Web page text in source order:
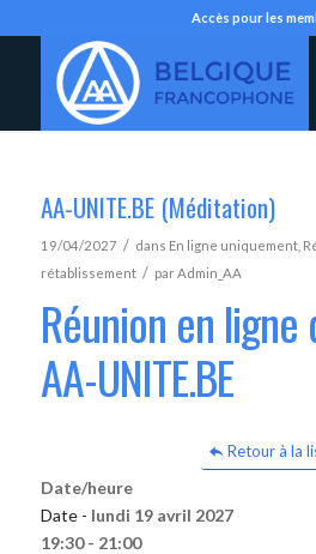
Accès pour les
AA-UNITE.BE (Méditation)
19/04/2027 / dans En ligne uniquement,
rétablissement / parAdmin_AA
Réunion en
AA-UNITE.BE
Retour à la
Date/heure
Date - lundi 19 avril 2027
19:30 - 21:00